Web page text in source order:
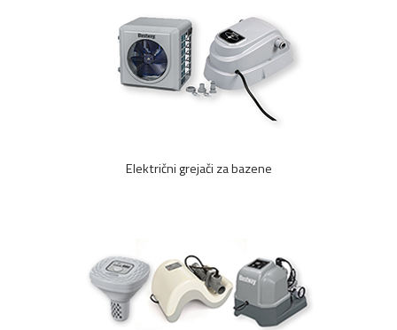
Električni grejači za bazene